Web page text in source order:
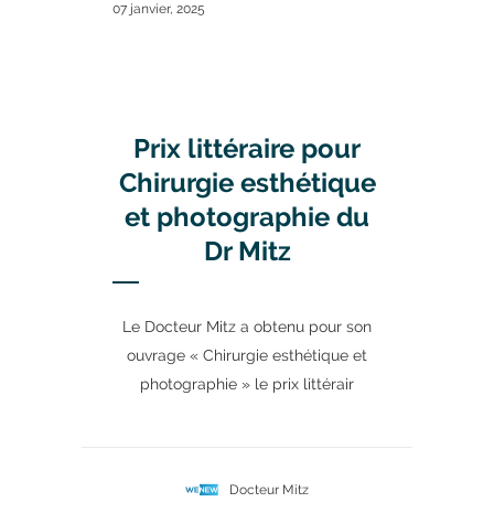
07 janvier, 2025
Prix littéraire pour
Chirurgie esthétique
et photographie du
Dr Mitz
Le Docteur Mitz a obtenu pour son
ouvrage « Chirurgie esthétique et
photographie » le prix littérair
Docteur Mitz